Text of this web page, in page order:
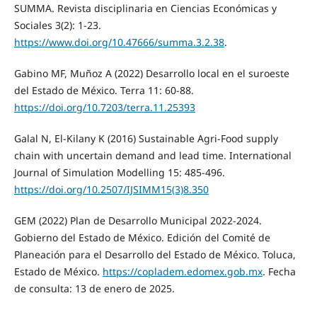
SUMMA. Revista disciplinaria en Ciencias Económicas y
Sociales 3(2): 1-23.
https://www.doi.org/10.47666/summa.3.2.38.
Gabino MF, Muñoz A (2022) Desarrollo local en el suroeste
del Estado de México. Terra 11: 60-88.
https://doi.org/10.7203/terra.11.25393
Galal N, El-Kilany K (2016) Sustainable Agri-Food supply
chain with uncertain demand and lead time. International
Journal of Simulation Modelling 15: 485-496.
https://doi.org/10.2507/IJSIMM15(3)8.350
GEM (2022) Plan de Desarrollo Municipal 2022-2024.
Gobierno del Estado de México. Edición del Comité de
Planeación para el Desarrollo del Estado de México. Toluca,
Estado de México. https://copladem.edomex.gob.mx. Fecha
de consulta: 13 de enero de 2025.